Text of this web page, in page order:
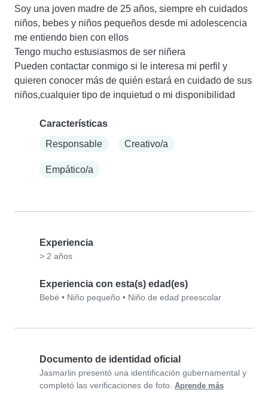
Soy una joven madre de 25 años, siempre eh cuidados
niños, bebes y niños pequeños desde mi adolescencia
me entiendo bien con ellos
Tengo mucho estusiasmos de ser niñera
Pueden contactar conmigo si le interesa mi perfil y
quieren conocer más de quién estará en cuidado de sus
niños,cualquier tipo de inquietud o mi disponibilidad
Características
Responsable
Creativo/a
Empático/a
Experiencia
> 2 años
Experiencia con esta(s) edad(es)
Bebé • Niño pequeño • Niño de edad preescolar
Documento de identidad oficial
Jasmarlin presentó una identificación gubernamental y
completó las verificaciones de foto. Aprende más